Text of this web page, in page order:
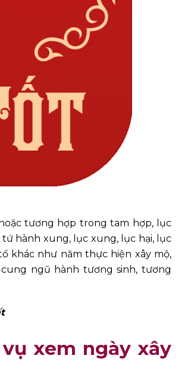
tương hợp trong tam hợp, lục
hành xung, lục xung, lục hại, lục
khác như năm thực hiện xây mộ,
ngũ hành tương sinh, tương
xem ngày xây